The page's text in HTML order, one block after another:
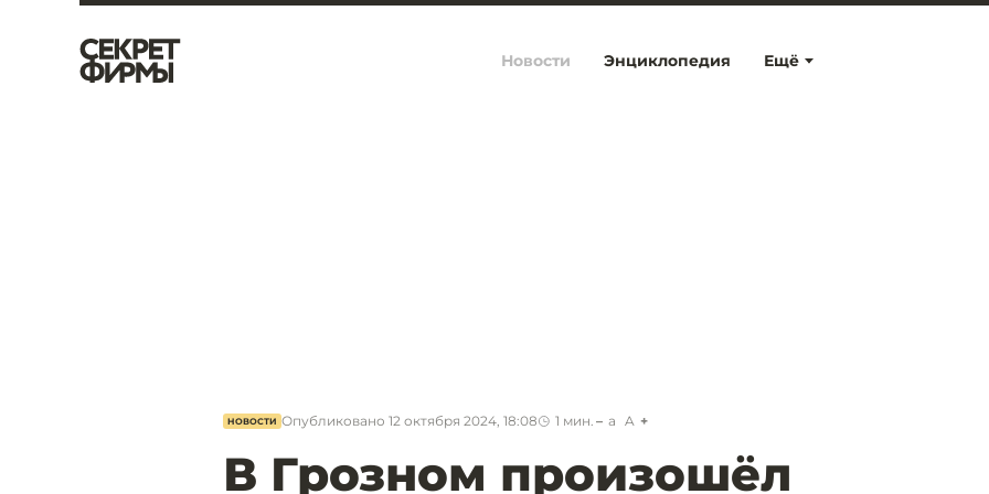
Ещё
Новости Энциклопедия
НОВОСТИ Опубликовано 12 октября 2024, 18:08 1 мин. a A
В Грозном произошёл